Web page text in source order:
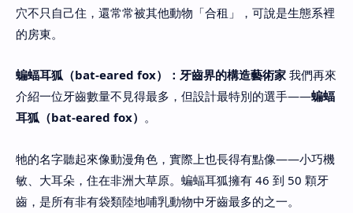
穴不只自己住，還常常被其他動物「合租」，可說是生態系裡
的房東。
蝙蝠耳狐（bat-eared fox）：牙齒界的構造藝術家 我們再來
介紹一位牙齒數量不見得最多，但設計最特別的選手——蝙蝠
耳狐（bat-eared fox） 。
牠的名字聽起來像動漫角色，實際上也長得有點像——小巧機
敏、大耳朵，住在非洲大草原。蝙蝠耳狐擁有 46 到 50 顆牙
齒，是所有非有袋類陸地哺乳動物中牙齒最多的之一。